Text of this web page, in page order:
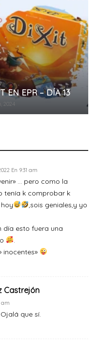
EN EPR – DÍA 13
2024
En 9:31 am
… pero como la
tenía k comprobar k
,sois geniales,y yo
día esto fuera una
.
inocentes»
Castrejón
am
que sí.